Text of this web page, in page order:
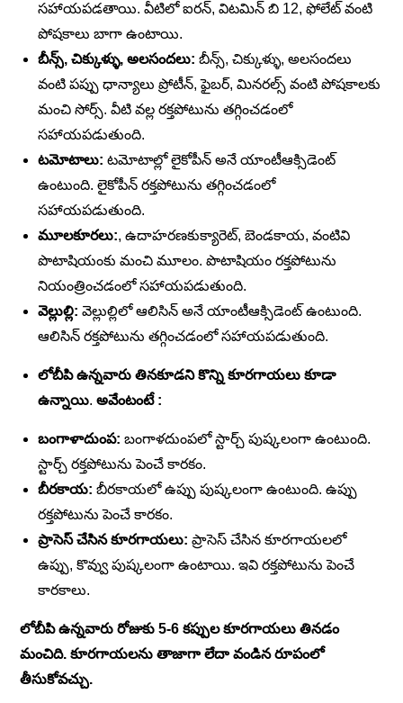
సహాయపడతాయి. వీటిలో ఐరన్, విటమిన్ బి 12, ఫోలేట్ వంటి
పోషకాలు బాగా ఉంటాయి.
బీన్స్, చిక్కుళ్ళు, అలసందలు: బీన్స్, చిక్కుళ్ళు, అలసందలు
వంటి పప్పు ధాన్యాలు ప్రోటీన్, ఫైబర్, మినరల్స్ వంటి పోషకాలకు
మంచి సోర్స్. వీటి వల్ల రక్తపోటును తగ్గించడంలో
సహాయపడుతుంది.
టమోటాలు:టమోటాల్లో లైకోపీన్ అనే యాంటీఆక్సిడెంట్
ఉంటుంది. లైకోపీన్ రక్తపోటును తగ్గించడంలో
సహాయపడుతుంది.
మూలకూరలు:, ఉదాహరణకుక్యారెట్, బెండకాయ, వంటివి
పొటాషియంకు మంచి మూలం. పొటాషియం రక్తపోటును
నియంత్రించడంలో సహాయపడుతుంది.
వెల్లుల్లి:వెల్లుల్లిలో ఆలిసిన్ అనే యాంటీఆక్సిడెంట్ ఉంటుంది.
ఆలిసిన్ రక్తపోటును తగ్గించడంలో సహాయపడుతుంది.
లోబీపి ఉన్నవారు తినకూడని కొన్ని కూరగాయలు కూడా
ఉన్నాయి. అవేంటంటే :
బంగాళాదుంప: బంగాళదుంపలో స్టార్చ్ పుష్కలంగా ఉంటుంది.
స్టార్చ్ రక్తపోటును పెంచే కారకం.
బీరకాయ:బీరకాయలో ఉప్పు పుష్కలంగా ఉంటుంది. ఉప్పు
రక్తపోటును పెంచే కారకం.
ప్రాసెస్ చేసిన కూరగాయలు:ప్రాసెస్ చేసిన కూరగాయలలో
ఉప్పు, కొవ్వు పుష్కలంగా ఉంటాయి. ఇవి రక్తపోటును పెంచే
కారకాలు.
లోబీపి ఉన్నవారు రోజుకు 5-6 కప్పుల కూరగాయలు తినడం
మంచిది. కూరగాయలను తాజాగా లేదా వండిన రూపంలో
తీసుకోవచ్చు.